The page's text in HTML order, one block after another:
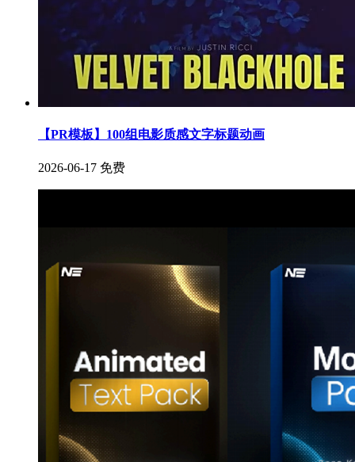
【PR模板】100组电影质感文字标题动画
2026-06-17 免费